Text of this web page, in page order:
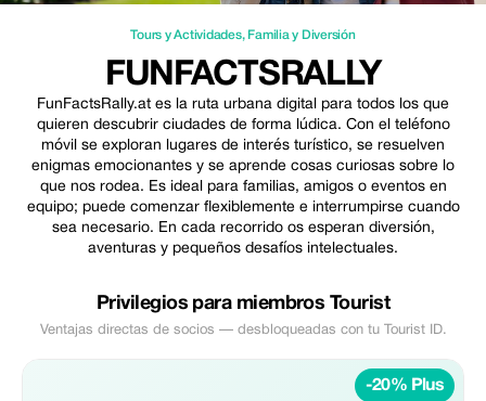
Tours y Actividades, Familia y Diversión
FUNFACTSRALLY
FunFactsRally.at es la ruta urbana digital para todos los que
quieren descubrir ciudades de forma lúdica. Con el teléfono
móvil se exploran lugares de interés turístico, se resuelven
enigmas emocionantes y se aprende cosas curiosas sobre lo
que nos rodea. Es ideal para familias, amigos o eventos en
equipo; puede comenzar flexiblemente e interrumpirse cuando
sea necesario. En cada recorrido os esperan diversión,
aventuras y pequeños desafíos intelectuales.
Privilegios para miembros Tourist
Ventajas directas de socios — desbloqueadas con tu Tourist ID.
-20% Plus